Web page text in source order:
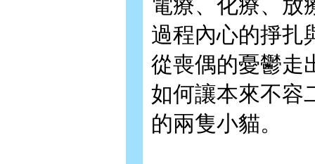
電療、化療、放
過程內心的掙扎
從喪偶的憂鬱走
如何讓本來不容
的兩隻小貓。